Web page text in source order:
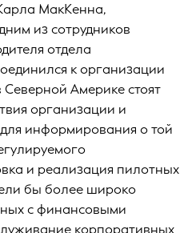
МакКенна,
из сотрудников
отдела
к организации
Америке стоят
организации и
информирования о той
и реализация пилотных
бы более широко
с финансовыми
корпоративных